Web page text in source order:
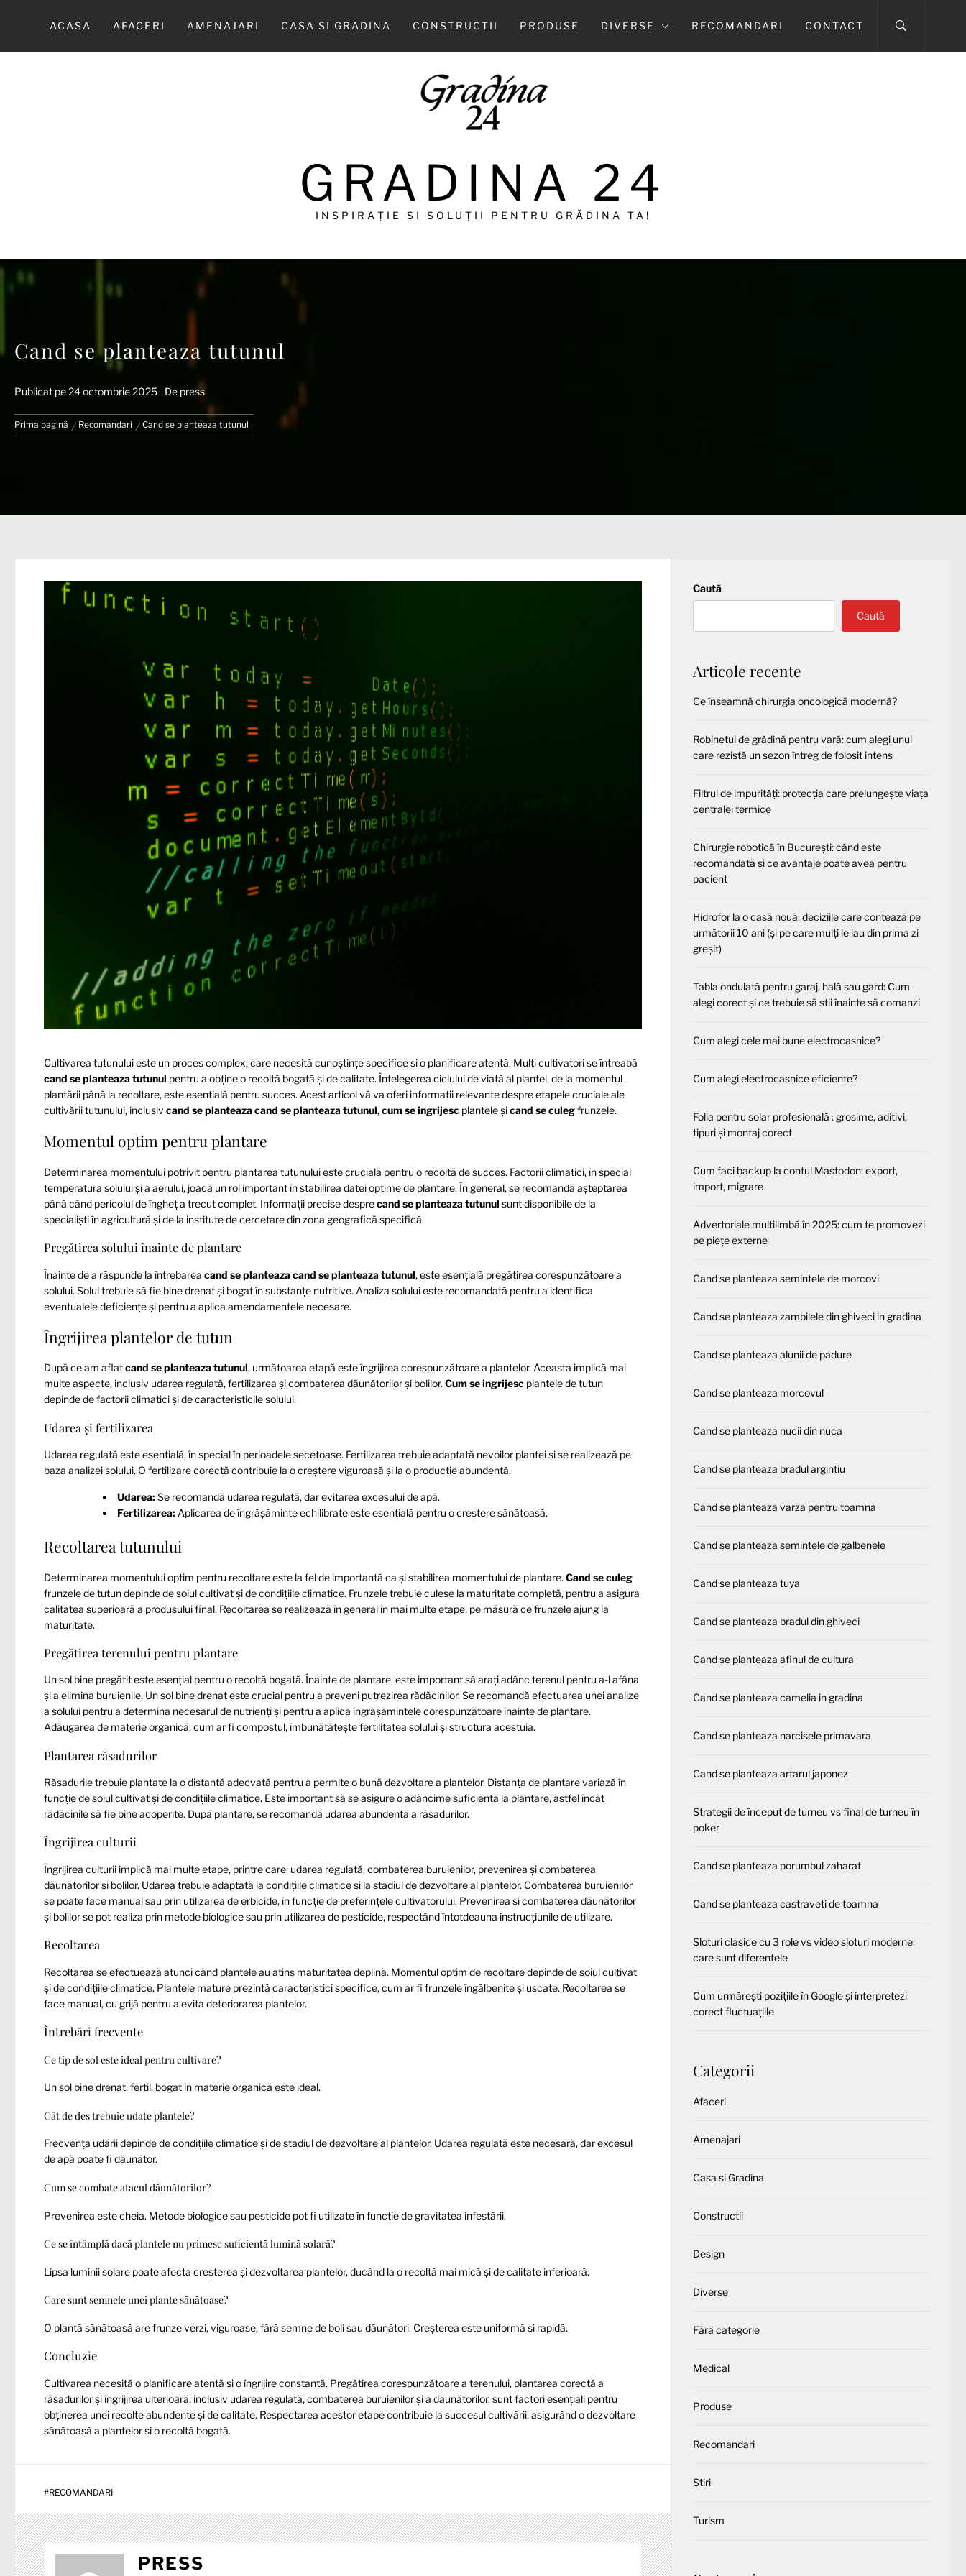
ACASA AFACERI AMENAJARI CASA SI GRADINA CONSTRUCTII PRODUSE DIVERSE RECOMANDARI CONTACT
GRADINA 24
INSPIRAȚIE ȘI SOLUȚII PENTRU GRĂDINA TA!
Cand se planteaza tutunul
Publicat pe24 octombrie 2025 De press
Prima pagină Recomandari Cand se planteaza tutunul
Cultivarea tutunului este un proces complex, care necesită cunoștințe specifice și o planificare atentă. Mulți cultivatori se întreabă
cand se planteaza tutunul pentru a obține o recoltă bogată și de calitate. Înțelegerea ciclului de viață al plantei, de la momentul
plantării până la recoltare, este esențială pentru succes. Acest articol vă va oferi informații relevante despre etapele cruciale ale
cultivării tutunului, inclusiv cand se planteaza cand se planteaza tutunul,cum se ingrijesc plantele șicand se culegfrunzele.
Momentul optim pentru plantare
Determinarea momentului potrivit pentru plantarea tutunului este crucială pentru o recoltă de succes. Factorii climatici, în special
temperatura solului și a aerului, joacă un rol important în stabilirea datei optime de plantare. În general, se recomandă aşteptarea
până când pericolul de îngheț a trecut complet. Informații precise desprecand se planteaza tutunul sunt disponibile de la
specialiști în agricultură și de la institute de cercetare din zona geografică specifică.
Pregătirea solului înainte de plantare
Înainte de a răspunde la întrebarea cand se planteaza cand se planteaza tutunul, este esențială pregătirea corespunzătoare a
solului. Solul trebuie să fie bine drenat și bogat în substanțe nutritive. Analiza solului este recomandată pentru a identifica
eventualele deficiențe și pentru a aplica amendamentele necesare.
Îngrijirea plantelor de tutun
După ce am aflatcand se planteaza tutunul, următoarea etapă este îngrijirea corespunzătoare a plantelor. Aceasta implică mai
multe aspecte, inclusiv udarea regulată, fertilizarea și combaterea dăunătorilor și bolilor. Cum se ingrijesc plantele de tutun
depinde de factorii climatici și de caracteristicile solului.
Udarea și fertilizarea
Udarea regulată este esențială, în special în perioadele secetoase. Fertilizarea trebuie adaptată nevoilor plantei și se realizează pe
baza analizei solului. O fertilizare corectă contribuie la o creștere viguroasă și la o producție abundentă.
Udarea: Se recomandă udarea regulată, dar evitarea excesului de apă.
Fertilizarea: Aplicarea de îngrășăminte echilibrate este esențială pentru o creștere sănătoasă.
Recoltarea tutunului
Determinarea momentului optim pentru recoltare este la fel de importantă ca și stabilirea momentului de plantare. Cand se culeg
frunzele de tutun depinde de soiul cultivat și de condițiile climatice. Frunzele trebuie culese la maturitate completă, pentru a asigura
calitatea superioară a produsului final. Recoltarea se realizează în general în mai multe etape, pe măsură ce frunzele ajung la
maturitate.
Pregătirea terenului pentru plantare
Un sol bine pregătit este esențial pentru o recoltă bogată. Înainte de plantare, este important să arați adânc terenul pentru a-l afâna
și a elimina buruienile. Un sol bine drenat este crucial pentru a preveni putrezirea rădăcinilor. Se recomandă efectuarea unei analize
a solului pentru a determina necesarul de nutrienți și pentru a aplica îngrășămintele corespunzătoare înainte de plantare.
Adăugarea de materie organică, cum ar fi compostul, îmbunătățește fertilitatea solului și structura acestuia.
Plantarea răsadurilor
Răsadurile trebuie plantate la o distanță adecvată pentru a permite o bună dezvoltare a plantelor. Distanța de plantare variază în
funcție de soiul cultivat și de condițiile climatice. Este important să se asigure o adâncime suficientă la plantare, astfel încât
rădăcinile să fie bine acoperite. După plantare, se recomandă udarea abundentă a răsadurilor.
Îngrijirea culturii
Îngrijirea culturii implică mai multe etape, printre care: udarea regulată, combaterea buruienilor, prevenirea și combaterea
dăunătorilor și bolilor. Udarea trebuie adaptată la condițiile climatice și la stadiul de dezvoltare al plantelor. Combaterea buruienilor
se poate face manual sau prin utilizarea de erbicide, în funcție de preferințele cultivatorului. Prevenirea și combaterea dăunătorilor
și bolilor se pot realiza prin metode biologice sau prin utilizarea de pesticide, respectând întotdeauna instrucțiunile de utilizare.
Recoltarea
Recoltarea se efectuează atunci când plantele au atins maturitatea deplină. Momentul optim de recoltare depinde de soiul cultivat
și de condițiile climatice. Plantele mature prezintă caracteristici specifice, cum ar fi frunzele îngălbenite și uscate. Recoltarea se
face manual, cu grijă pentru a evita deteriorarea plantelor.
Întrebări frecvente
Ce tip de sol este ideal pentru cultivare?
Un sol bine drenat, fertil, bogat în materie organică este ideal.
Cât de des trebuie udate plantele?
Frecvența udării depinde de condițiile climatice și de stadiul de dezvoltare al plantelor. Udarea regulată este necesară, dar excesul
de apă poate fi dăunător.
Cum se combate atacul dăunătorilor?
Prevenirea este cheia. Metode biologice sau pesticide pot fi utilizate în funcție de gravitatea infestării.
Ce se întâmplă dacă plantele nu primesc suficientă lumină solară?
Lipsa luminii solare poate afecta creșterea și dezvoltarea plantelor, ducând la o recoltă mai mică și de calitate inferioară.
Care sunt semnele unei plante sănătoase?
O plantă sănătoasă are frunze verzi, viguroase, fără semne de boli sau dăunători. Creșterea este uniformă și rapidă.
Concluzie
Cultivarea necesită o planificare atentă și o îngrijire constantă. Pregătirea corespunzătoare a terenului, plantarea corectă a
răsadurilor și îngrijirea ulterioară, inclusiv udarea regulată, combaterea buruienilor și a dăunătorilor, sunt factori esențiali pentru
obținerea unei recolte abundente și de calitate. Respectarea acestor etape contribuie la succesul cultivării, asigurând o dezvoltare
sănătoasă a plantelor și o recoltă bogată.
#RECOMANDARI
PRESS
Caută
Caută
Articole recente
Ce înseamnă chirurgia oncologică modernă?
Robinetul de grădină pentru vară: cum alegi unul
care rezistă un sezon întreg de folosit intens
Filtrul de impurități: protecția care prelungește viața
centralei termice
Chirurgie robotică în București: când este
recomandată și ce avantaje poate avea pentru
pacient
Hidrofor la o casă nouă: deciziile care contează pe
următorii 10 ani (și pe care mulți le iau din prima zi
greșit)
Tabla ondulată pentru garaj, hală sau gard: Cum
alegi corect și ce trebuie să știi înainte să comanzi
Cum alegi cele mai bune electrocasnice?
Cum alegi electrocasnice eficiente?
Folia pentru solar profesională : grosime, aditivi,
tipuri și montaj corect
Cum faci backup la contul Mastodon: export,
import, migrare
Advertoriale multilimbă în 2025: cum te promovezi
pe piețe externe
Cand se planteaza semintele de morcovi
Cand se planteaza zambilele din ghiveci in gradina
Cand se planteaza alunii de padure
Cand se planteaza morcovul
Cand se planteaza nucii din nuca
Cand se planteaza bradul argintiu
Cand se planteaza varza pentru toamna
Cand se planteaza semintele de galbenele
Cand se planteaza tuya
Cand se planteaza bradul din ghiveci
Cand se planteaza afinul de cultura
Cand se planteaza camelia in gradina
Cand se planteaza narcisele primavara
Cand se planteaza artarul japonez
Strategii de început de turneu vs final de turneu în
poker
Cand se planteaza porumbul zaharat
Cand se planteaza castraveti de toamna
Sloturi clasice cu 3 role vs video sloturi moderne:
care sunt diferențele
Cum urmărești pozițiile în Google și interpretezi
corect fluctuațiile
Categorii
Afaceri
Amenajari
Casa si Gradina
Constructii
Design
Diverse
Fără categorie
Medical
Produse
Recomandari
Stiri
Turism